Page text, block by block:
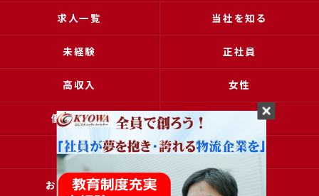
求人一覧 当社を知る
未経験 正社員
高収入 女性
働きやすい アクセス
ブログ コラム
お問い合わせ 採用申込